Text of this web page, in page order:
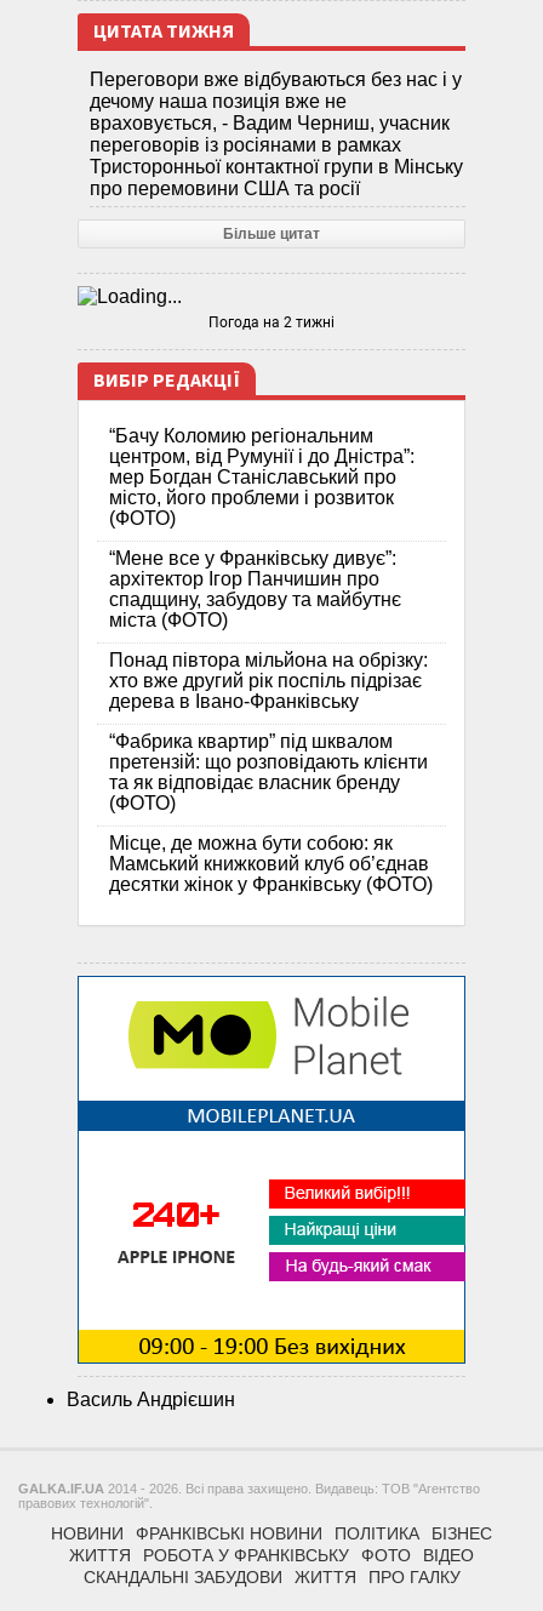
ЦИТАТА ТИЖНЯ
Переговори вже відбуваються без нас і у
дечому наша позиція вже не
враховується, - Вадим Черниш, учасник
переговорів із росіянами в рамках
Тристоронньої контактної групи в Мінську
про перемовини США та росії
Більше цитат
Погода на 2 тижні
ВИБІР РЕДАКЦІЇ
“Бачу Коломию регіональним
центром, від Румунії і до Дністра”:
мер Богдан Станіславський про
місто, його проблеми і розвиток
(ФОТО)
“Мене все у Франківську дивує”:
архітектор Ігор Панчишин про
спадщину, забудову та майбутнє
міста (ФОТО)
Понад півтора мільйона на обрізку:
хто вже другий рік поспіль підрізає
дерева в Івано-Франківську
“Фабрика квартир” під шквалом
претензій: що розповідають клієнти
та як відповідає власник бренду
(ФОТО)
Місце, де можна бути собою: як
Мамський книжковий клуб об’єднав
десятки жінок у Франківську (ФОТО)
Василь Андрієшин
GALKA.IF.UA 2014 - 2026. Всі права захищено. Видавець: ТОВ "Агентство
правових технологій".
НОВИНИ ФРАНКІВСЬКІ НОВИНИ ПОЛІТИКА
БІЗНЕС
ЖИТТЯ
РОБОТА У ФРАНКІВСЬКУ ФОТО
ВІДЕО
СКАНДАЛЬНІ ЗАБУДОВИ
ЖИТТЯ ПРО ГАЛКУ